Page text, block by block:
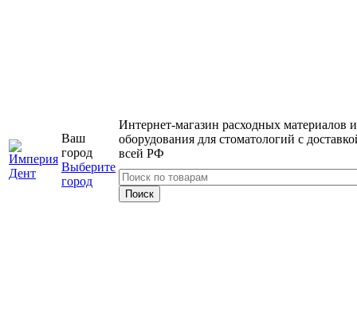
Ваш
город
Выберите
город
Интернет-магазин расходных материалов и
оборудования для стоматологий с
всей РФ